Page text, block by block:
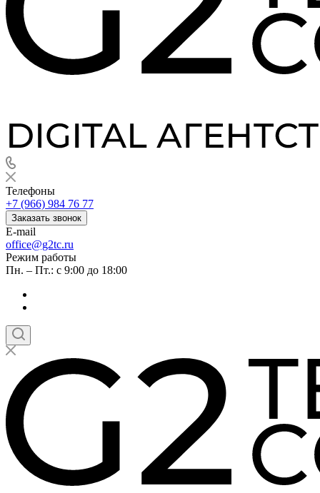
Телефоны
+7 (966) 984 76 77
Заказать звонок
E-mail
office@g2tc.ru
Режим работы
Пн. – Пт.: с 9:00 до 18:00